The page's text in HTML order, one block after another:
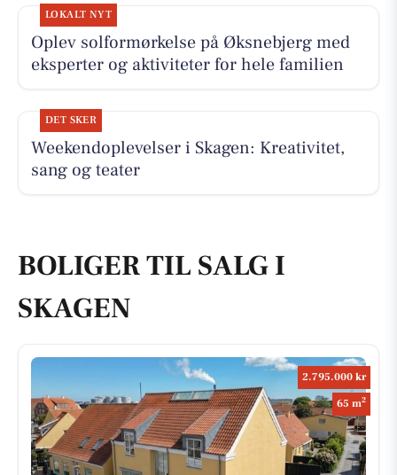
LOKALT NYT
Oplev solformørkelse på Øksnebjerg med
eksperter og aktiviteter for hele familien
DET SKER
Weekendoplevelser i Skagen: Kreativitet,
sang og teater
BOLIGER TIL SALG I
SKAGEN
2.795.000 kr
65 m2